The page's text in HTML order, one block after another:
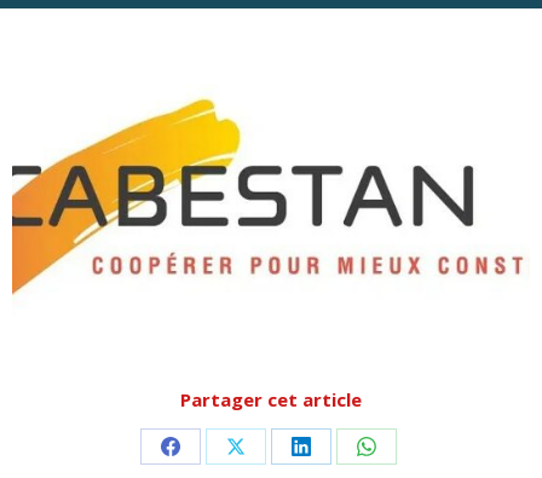
Partager cet article
PartagerPartagerPartagerPartager